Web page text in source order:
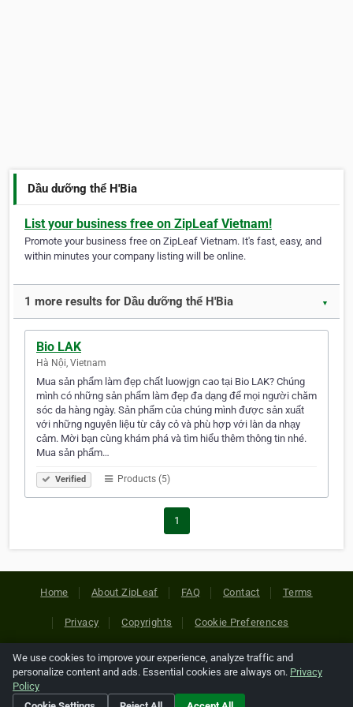
Dầu dưỡng thể H'Bia
List your business free on ZipLeaf Vietnam!
Promote your business free on ZipLeaf Vietnam. It's fast, easy, and
within minutes your company listing will be online.
1 more results for Dầu dưỡng thể H'Bia ▼
Bio LAK
Hà Nội, Vietnam
Mua sản phẩm làm đẹp chất luowjgn cao tại Bio LAK? Chúng
mình có những sản phẩm làm đẹp đa dạng để mọi người chăm
sóc da hàng ngày. Sản phẩm của chúng mình được sản xuất
với những nguyên liệu từ cây cỏ và phù hợp với làn da nhạy
cảm. Mời bạn cùng khám phá và tìm hiểu thêm thông tin nhé.
Mua sản phẩm…
Verified Products (5)
1
Home About ZipLeaf FAQ Contact Terms
Privacy Copyrights Cookie Preferences
Copyright © 2026 Netcode, Inc. All Rights Reserved. All
references relating to third-party companies are copyright of
their respective holders.
We use cookies to improve your experience, analyze traffic and
personalize content and ads. Essential cookies are always on. Privacy
Policy